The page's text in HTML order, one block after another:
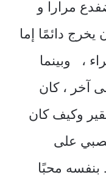
مرارا و
يخرج دائمًا إما
، وبينما
آخر ، كان
وكيف كان
على
بنفسه محبًا